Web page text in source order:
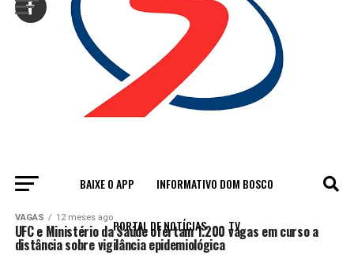
BAIXE O APP INFORMATIVO DOM BOSCO
PORTAL DE NOTÍCIAS TV
All posts tagged "curso à distância"
VAGAS 12 meses ago
UFC e Ministério da Saúde ofertam 1.200 vagas em curso a
distância sobre vigilância epidemiológica